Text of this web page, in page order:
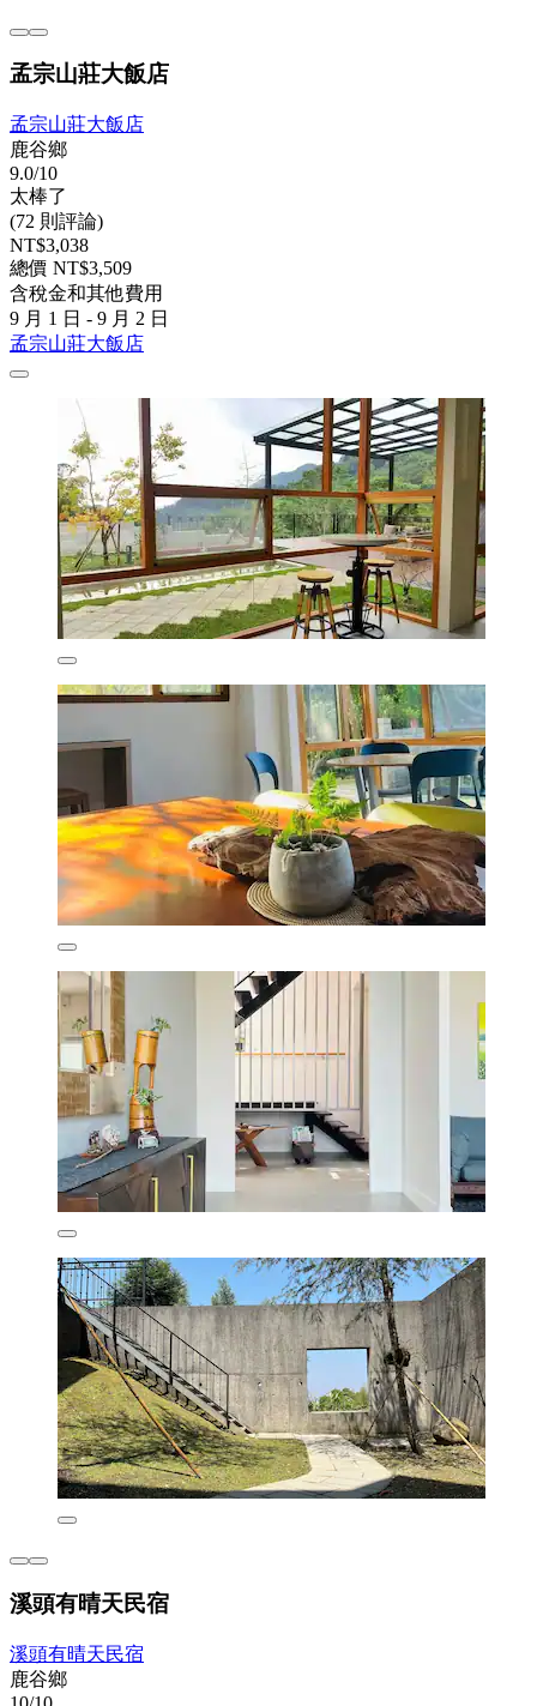
孟宗山莊大飯店
孟宗山莊大飯店
鹿谷鄉
9.0/10
太棒了
(72 則評論)
NT$3,038
總價 NT$3,509
含稅金和其他費用
9 月 1 日 - 9 月 2 日
孟宗山莊大飯店
溪頭有晴天民宿
溪頭有晴天民宿
鹿谷鄉